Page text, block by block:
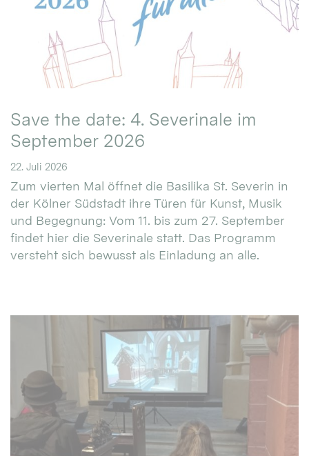
Save the date: 4. Severinale im
September 2026
22. Juli 2026
Zum vierten Mal öffnet die Basilika St. Severin in
der Kölner Südstadt ihre Türen für Kunst, Musik
und Begegnung: Vom 11. bis zum 27. September
findet hier die Severinale statt. Das Programm
versteht sich bewusst als Einladung an alle.